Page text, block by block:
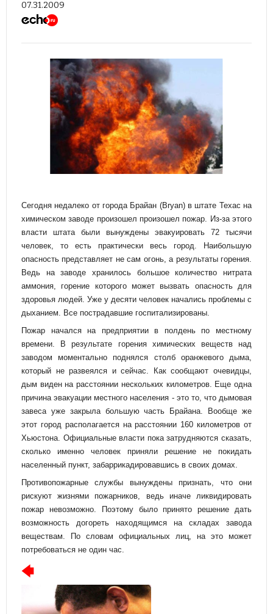
07.31.2009
Сегодня недалеко от города Брайан (Bryan) в штате Техас на
химическом заводе произошел произошел пожар. Из-за этого
власти штата были вынуждены эвакуировать 72 тысячи
человек, то есть практически весь город. Наибольшую
опасность представляет не сам огонь, а результаты горения.
Ведь на заводе хранилось большое количество нитрата
аммония, горение которого может вызвать опасность для
здоровья людей. Уже у десяти человек начались проблемы с
дыханием. Все пострадавшие госпитализированы.
Пожар начался на предприятии в полдень по местному
времени. В результате горения химических веществ над
заводом моментально поднялся столб оранжевого дыма,
который не развеялся и сейчас. Как сообщают очевидцы,
дым виден на расстоянии нескольких километров. Еще одна
причина эвакуации местного населения - это то, что дымовая
завеса уже закрыла большую часть Брайана. Вообще же
этот город располагается на расстоянии 160 километров от
Хьюстона. Официальные власти пока затрудняются сказать,
сколько именно человек приняли решение не покидать
населенный пункт, забаррикадировавшись в своих домах.
Противопожарные службы вынуждены признать, что они
рискуют жизнями пожарников, ведь иначе ликвидировать
пожар невозможно. Поэтому было принято решение дать
возможность догореть находящимся на складах завода
веществам. По словам официальных лиц, на это может
потребоваться не один час.